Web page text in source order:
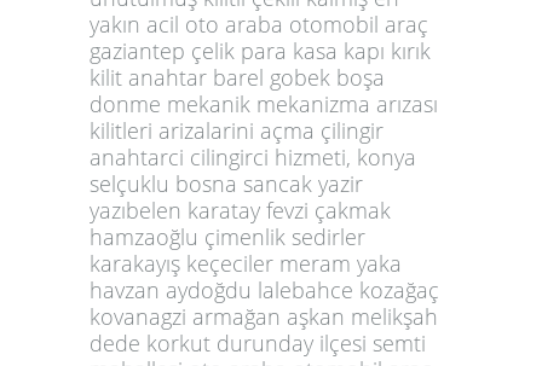
yakın acil oto araba otomobil araç
gaziantep çelik para kasa kapı kırık
kilit anahtar barel gobek boşa
donme mekanik mekanizma arızası
kilitleri arizalarini açma çilingir
anahtarci cilingirci hizmeti, konya
selçuklu bosna sancak yazir
yazıbelen karatay fevzi çakmak
hamzaoğlu çimenlik sedirler
karakayış keçeciler meram yaka
havzan aydoğdu lalebahce kozağaç
kovanagzi armağan aşkan melikşah
dede korkut durunday ilçesi semti